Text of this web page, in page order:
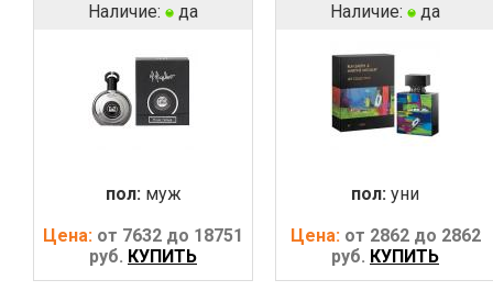
Наличие: да
пол:муж
Цена: от 7632 до 18751
руб. КУПИТЬ
Наличие: да
пол: уни
Цена: от 2862 до 2862
руб. КУПИТЬ